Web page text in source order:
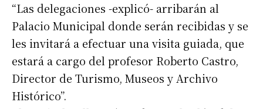
“Las delegaciones -explicó- arribarán al
Palacio Municipal donde serán recibidas y se
les invitará a efectuar una visita guiada, que
estará a cargo del profesor Roberto Castro,
Director de Turismo, Museos y Archivo
Histórico”.